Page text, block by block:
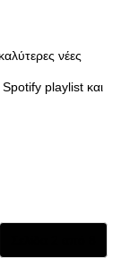
νέες
Spotify playlist και